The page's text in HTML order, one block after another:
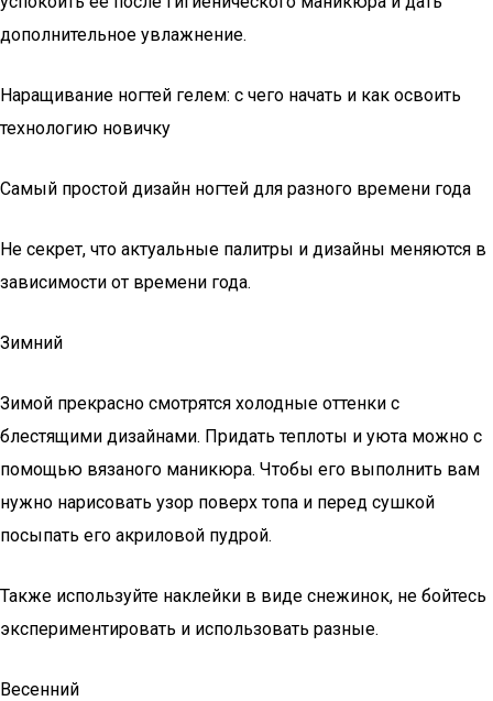
дополнительное увлажнение.
Наращивание ногтей гелем: с чего начать и как освоить
технологию новичку
Cамый простой дизайн ногтей для разного времени года
Не секрет, что актуальные палитры и дизайны меняются в
зависимости от времени года.
Зимний
Зимой прекрасно смотрятся холодные оттенки с
блестящими дизайнами. Придать теплоты и уюта можно с
помощью вязаного маникюра. Чтобы его выполнить вам
нужно нарисовать узор поверх топа и перед сушкой
посыпать его акриловой пудрой.
Также используйте наклейки в виде снежинок, не бойтесь
экспериментировать и использовать разные.
Весенний